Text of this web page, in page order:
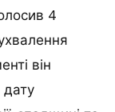
4
він
дату